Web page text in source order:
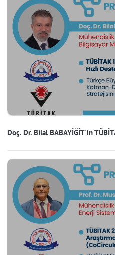
Doç. Dr. Bilal BABAYİĞİT'in